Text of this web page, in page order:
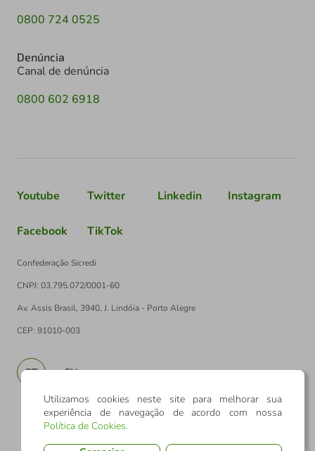
0800 724 0525
Denúncia
Canal de denúncia
0800 602 6918
Youtube Twitter Linkedin Instagram
Facebook TikTok
Confederação Sicredi
CNPJ: 03.795.072/0001-60
Av. Assis Brasil, 3940, J. Lindóia - Porto Alegre
CEP: 91010-003
PT EN
Utilizamos cookies neste site para melhorar sua
experiência de navegação de acordo com nossa
Política de Cookies.